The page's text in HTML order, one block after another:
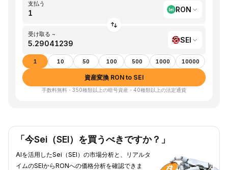
支払う
RON
受け取る ~
SEI
1 10 50 100 500 1000 10000
資産変換 RON to SEI
手数料無料・350種類以上の暗号資産・40種類以上の法定通貨
「今Sei（SEI）を買うべきですか？」
AIを活用したSei（SEI）の市場分析と、リアルタ
イムのSEIからRONへの価格分析を確認できま